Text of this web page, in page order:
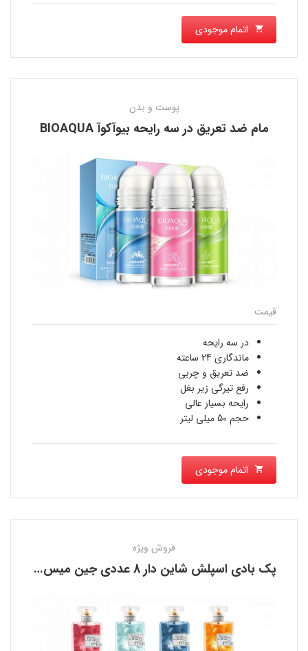
اتمام موجودی
پوست و بدن
مام ضد تعریق در سه رایحه بیوآکوآ BIOAQUA
قیمت
در سه رایحه
ماندگاری 24 ساعته
ضد تعریق و چربی
رفع تیرگی زیر بغل
رایحه بسیار عالی
حجم 50 میلی لیتر
اتمام موجودی
فروش ویژه
پک بادی اسپلش شاین دار 8 عددی جین میس JEAN MISS